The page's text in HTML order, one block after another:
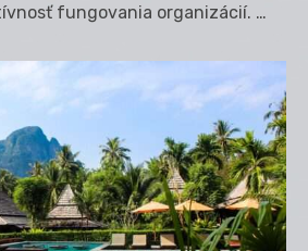
fungovania organizácií. …